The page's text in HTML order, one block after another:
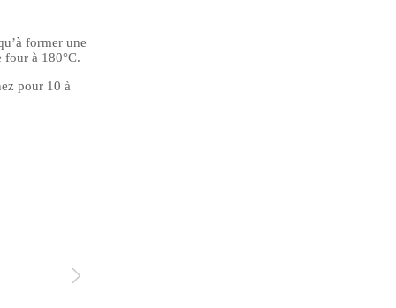
former une
four à 180°C.
pour 10 à